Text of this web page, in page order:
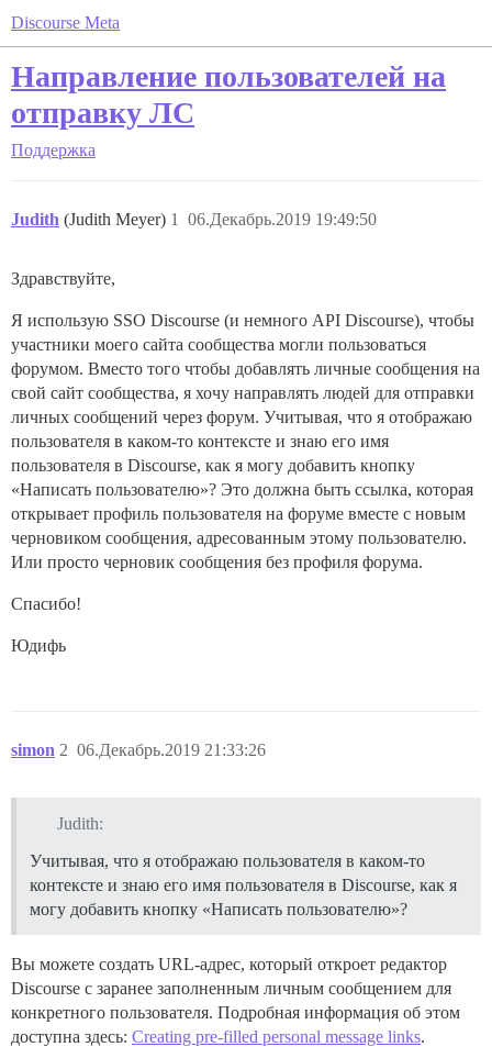
Discourse Meta
Направление пользователей на
отправку ЛС
Поддержка
Judith (Judith Meyer) 06.Декабрь.2019 19:49:50
1
Здравствуйте,
Я использую SSO Discourse (и немного API Discourse), чтобы
участники моего сайта сообщества могли пользоваться
форумом. Вместо того чтобы добавлять личные сообщения на
свой сайт сообщества, я хочу направлять людей для отправки
личных сообщений через форум. Учитывая, что я отображаю
пользователя в каком-то контексте и знаю его имя
пользователя в Discourse, как я могу добавить кнопку
«Написать пользователю»? Это должна быть ссылка, которая
открывает профиль пользователя на форуме вместе с новым
черновиком сообщения, адресованным этому пользователю.
Или просто черновик сообщения без профиля форума.
Спасибо!
Юдифь
simon 06.Декабрь.2019 21:33:26
2
Judith:
Учитывая, что я отображаю пользователя в каком-то
контексте и знаю его имя пользователя в Discourse, как я
могу добавить кнопку «Написать пользователю»?
Вы можете создать URL-адрес, который откроет редактор
Discourse с заранее заполненным личным сообщением для
конкретного пользователя. Подробная информация об этом
доступна здесь: Creating pre-filled personal message links.